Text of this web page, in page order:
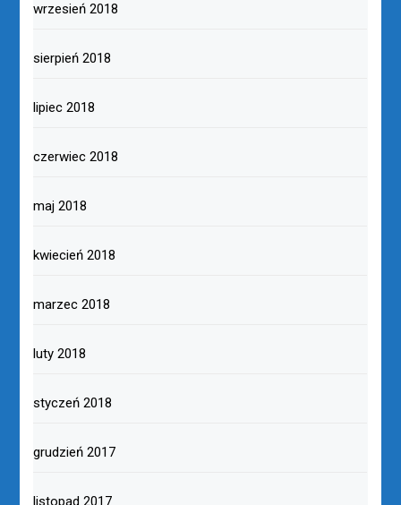
wrzesień 2018
sierpień 2018
lipiec 2018
czerwiec 2018
maj 2018
kwiecień 2018
marzec 2018
luty 2018
styczeń 2018
grudzień 2017